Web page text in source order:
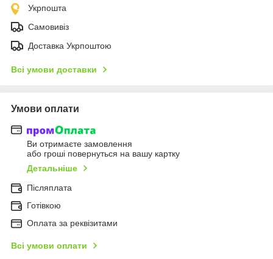
Укрпошта
Самовивіз
Доставка Укрпоштою
Всі умови доставки
Умови оплати
Ви отримаєте замовлення
або гроші повернуться на вашу картку
Детальніше
Післяплата
Готівкою
Оплата за реквізитами
Всі умови оплати